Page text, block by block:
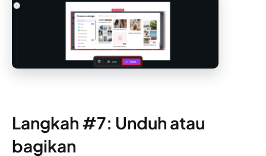
Langkah #7: Unduh atau
bagikan